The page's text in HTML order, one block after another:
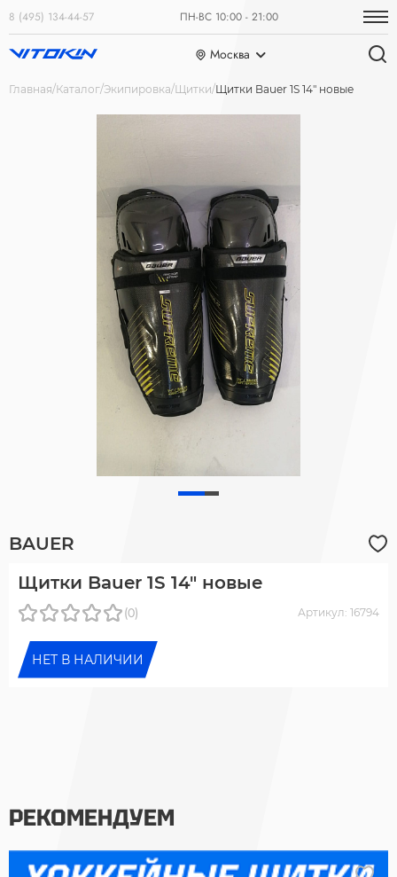
8 (495) 134-44-57 ПН-ВС 10:00 - 21:00
Москва
Главная Каталог Экипировка Щитки Щитки Bauer 1S 14" новые
BAUER
Щитки Bauer 1S 14" новые
(0) Артикул: 16794
НЕТ В НАЛИЧИИ
РЕКОМЕНДУЕМ